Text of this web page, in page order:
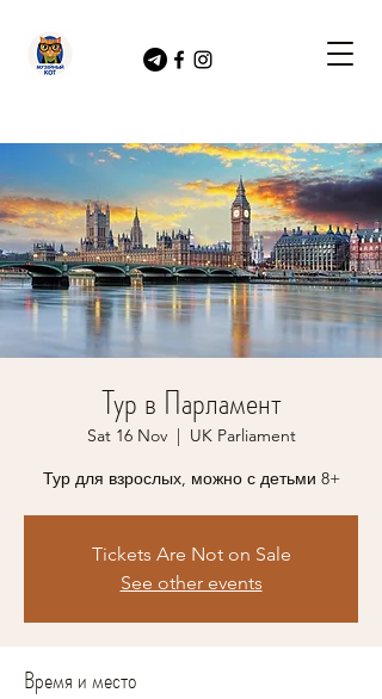
Тур в Парламент
Sat 16 Nov
  |
UK Parliament
Тур для взрослых, можно с детьми 8+
Tickets Are Not on Sale
See other events
Время и место